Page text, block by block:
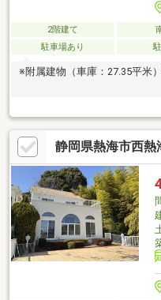
2階建て
駐車場あり
※附属建物（車庫：27.35平米
静岡県熱海市西熱